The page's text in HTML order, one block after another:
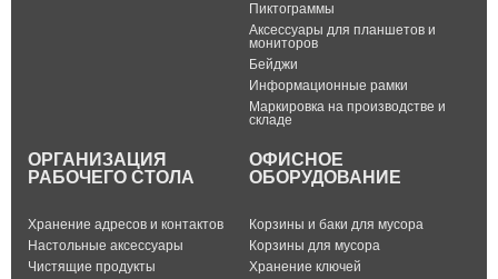
Пиктограммы
Аксессуары для планшетов и
мониторов
Бейджи
Информационные рамки
Маркировка на производстве и
складе
ОРГАНИЗАЦИЯ
РАБОЧЕГО СТОЛА
Хранение адресов и контактов
Настольные аксессуары
Чистящие продукты
ОФИСНОЕ
ОБОРУДОВАНИЕ
Корзины и баки для мусора
Корзины для мусора
Хранение ключей